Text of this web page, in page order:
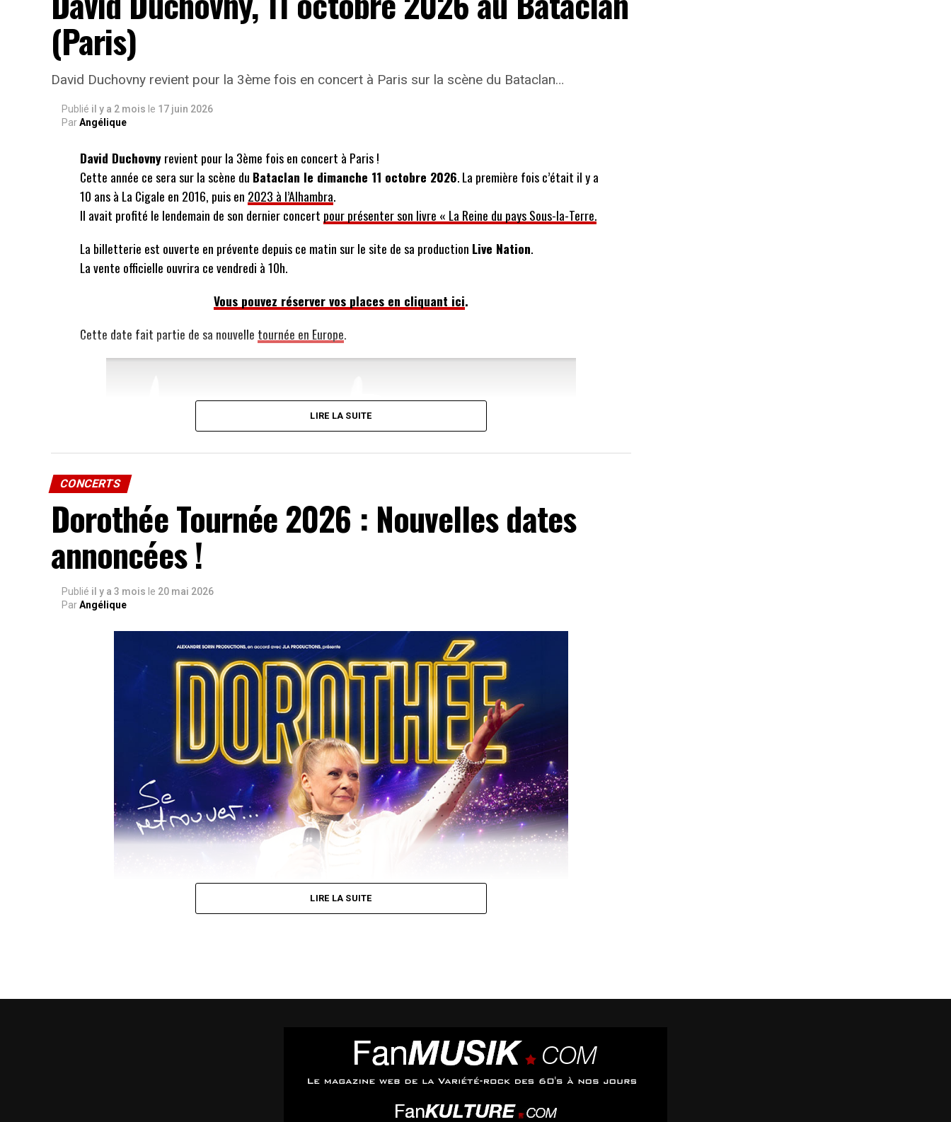
(Paris)
David Duchovny revient pour la 3ème fois en concert à Paris sur la scène du Bataclan…
Publié il y a 2 mois le 17 juin 2026
ParAngélique
David Duchovnyrevient pour la 3ème fois en concert à Paris !
Cette année ce sera sur la scène du Bataclan le dimanche 11 octobre 2026. La première fois c’était il y a
10 ans à La Cigale en 2016, puis en 2023 à l’Alhambra.
Il avait profité le lendemain de son dernier concert pour présenter son livre « La Reine du pays Sous-la-Terre.
La billetterie est ouverte en prévente depuis ce matin sur le site de sa production Live Nation.
La vente officielle ouvrira ce vendredi à 10h.
Vous pouvez réserver vos places en cliquant ici.
Cette date fait partie de sa nouvelle tournée en Europe.
LIRE LA SUITE
CONCERTS
Dorothée Tournée 2026 : Nouvelles dates
annoncées !
Publié il y a 3 mois le 20 mai 2026
ParAngélique
LIRE LA SUITE